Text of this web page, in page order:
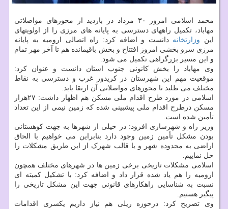
محمد اسلامی امروز ۳۰ مرداد در بازدید از محورهای مواصلاتی
مهاباد، تکمیل راههای دسترسی به پایانه های مرزی را از اولویتهای
این وزارتخانه دانست و اضافه کرد: راه اتصالی ارومیه به پایانه
مرزی سرو بخشی امروز افتتاح و بخش باقیمانده هم تا آخر مهر تمام
و این مسیر بزرگراهی تکمیل می شود.
وی مهاباد را بخش کانونی جنوب استان دانست و عنوان کرد:
موقعیت مهم این شهرستان در کریدور غرب و دسترسی به نقاط
مختلف می طلبد تا محورهای مواصلاتی آن ارتقا یابد.
اسلامی در مورد طرح اقدام ملی مسکن هم اظهار داشت: ۲۷هزار
مسکن درطرح اقدام ملی پیشبینی شده که زمین نیمی از این تعداد
تأمین شده است.
وزیر راه و شهرسازی افزود: در خیلی از شهرها به جهت کوهستانی
بودن مشکل تأمین زمین وجود دارد بنابراین می خواهیم با الحاق
اراضی به محدوده شهر و یا قالب شهرک از این طریق مشکلات را
حل نماییم.
اسلامی مشکلات تاریخی برخی زمین ها در شهرهای مختلف همچون
ارومیه را هم یاد شده قرار داد و اضافه کرد: با تشکیل کمیته ای
نسبت به شناسایی راهکارهای قانونی جهت این مشکل تاریخی را
پیگیر هستیم.
وی تصریح کرد: درحوزه ریلی هم نیاز داریم یکسری اقدامات